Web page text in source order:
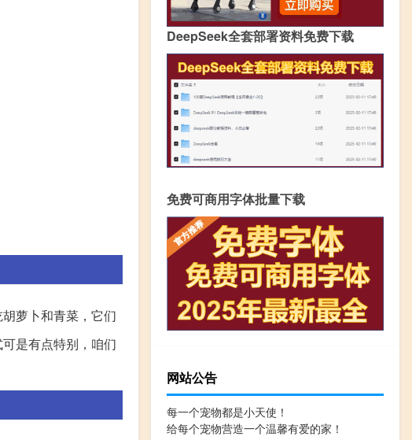
萝卜和青菜，它们
是有点特别，咱们
DeepSeek全套部署资料免费下载
免费可商用字体批量下载
网站公告
每一个宠物都是小天使！
给每个宠物营造一个温馨有爱的家！